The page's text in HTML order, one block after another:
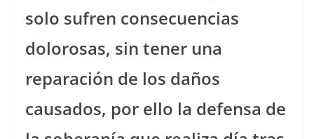
solo sufren consecuencias
dolorosas, sin tener una
reparación de los daños
causados, por ello la defensa de